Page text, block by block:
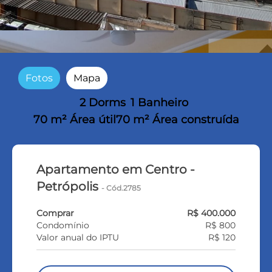
Fotos Mapa
2 Dorms 1 Banheiro
70 m² Área útil 70 m² Área construída
Apartamento em Centro -
Petrópolis- Cód.2785
Comprar
R$ 400.000
Condomínio
R$ 800
Valor anual do IPTU
R$ 120